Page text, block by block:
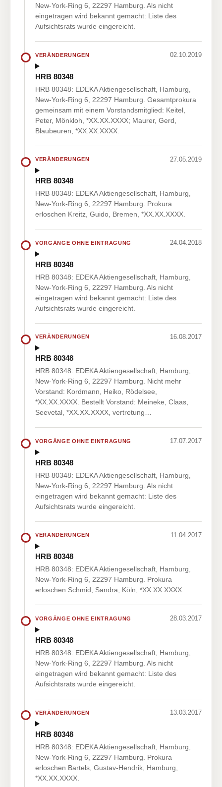
New-York-Ring 6, 22297 Hamburg. Als nicht
eingetragen wird bekannt gemacht: Liste des
Aufsichtsrats wurde eingereicht.
VERÄNDERUNGEN 02.10.2019
HRB 80348
HRB 80348: EDEKA Aktiengesellschaft, Hamburg,
New-York-Ring 6, 22297 Hamburg. Gesamtprokura
gemeinsam mit einem Vorstandsmitglied: Keitel,
Peter, Mönkloh, *XX.XX.XXXX; Maurer, Gerd,
Blaubeuren, *XX.XX.XXXX.
VERÄNDERUNGEN 27.05.2019
HRB 80348
HRB 80348: EDEKA Aktiengesellschaft, Hamburg,
New-York-Ring 6, 22297 Hamburg. Prokura
erloschen Kreitz, Guido, Bremen, *XX.XX.XXXX.
VORGÄNGE OHNE EINTRAGUNG 24.04.2018
HRB 80348
HRB 80348: EDEKA Aktiengesellschaft, Hamburg,
New-York-Ring 6, 22297 Hamburg. Als nicht
eingetragen wird bekannt gemacht: Liste des
Aufsichtsrats wurde eingereicht.
VERÄNDERUNGEN 16.08.2017
HRB 80348
HRB 80348: EDEKA Aktiengesellschaft, Hamburg,
New-York-Ring 6, 22297 Hamburg. Nicht mehr
Vorstand: Kordmann, Heiko, Rödelsee,
*XX.XX.XXXX. Bestellt Vorstand: Meineke, Claas,
Seevetal, *XX.XX.XXXX, vertretung…
VORGÄNGE OHNE EINTRAGUNG 17.07.2017
HRB 80348
HRB 80348: EDEKA Aktiengesellschaft, Hamburg,
New-York-Ring 6, 22297 Hamburg. Als nicht
eingetragen wird bekannt gemacht: Liste des
Aufsichtsrats wurde eingereicht.
VERÄNDERUNGEN 11.04.2017
HRB 80348
HRB 80348: EDEKA Aktiengesellschaft, Hamburg,
New-York-Ring 6, 22297 Hamburg. Prokura
erloschen Schmid, Sandra, Köln, *XX.XX.XXXX.
VORGÄNGE OHNE EINTRAGUNG 28.03.2017
HRB 80348
HRB 80348: EDEKA Aktiengesellschaft, Hamburg,
New-York-Ring 6, 22297 Hamburg. Als nicht
eingetragen wird bekannt gemacht: Liste des
Aufsichtsrats wurde eingereicht.
VERÄNDERUNGEN 13.03.2017
HRB 80348
HRB 80348: EDEKA Aktiengesellschaft, Hamburg,
New-York-Ring 6, 22297 Hamburg. Prokura
erloschen Bartels, Gustav-Hendrik, Hamburg,
*XX.XX.XXXX.